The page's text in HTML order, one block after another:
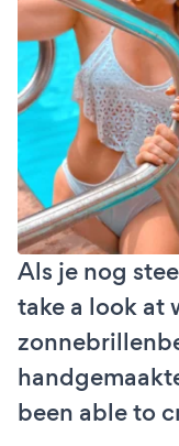
Als je nog
take a look at
been able to